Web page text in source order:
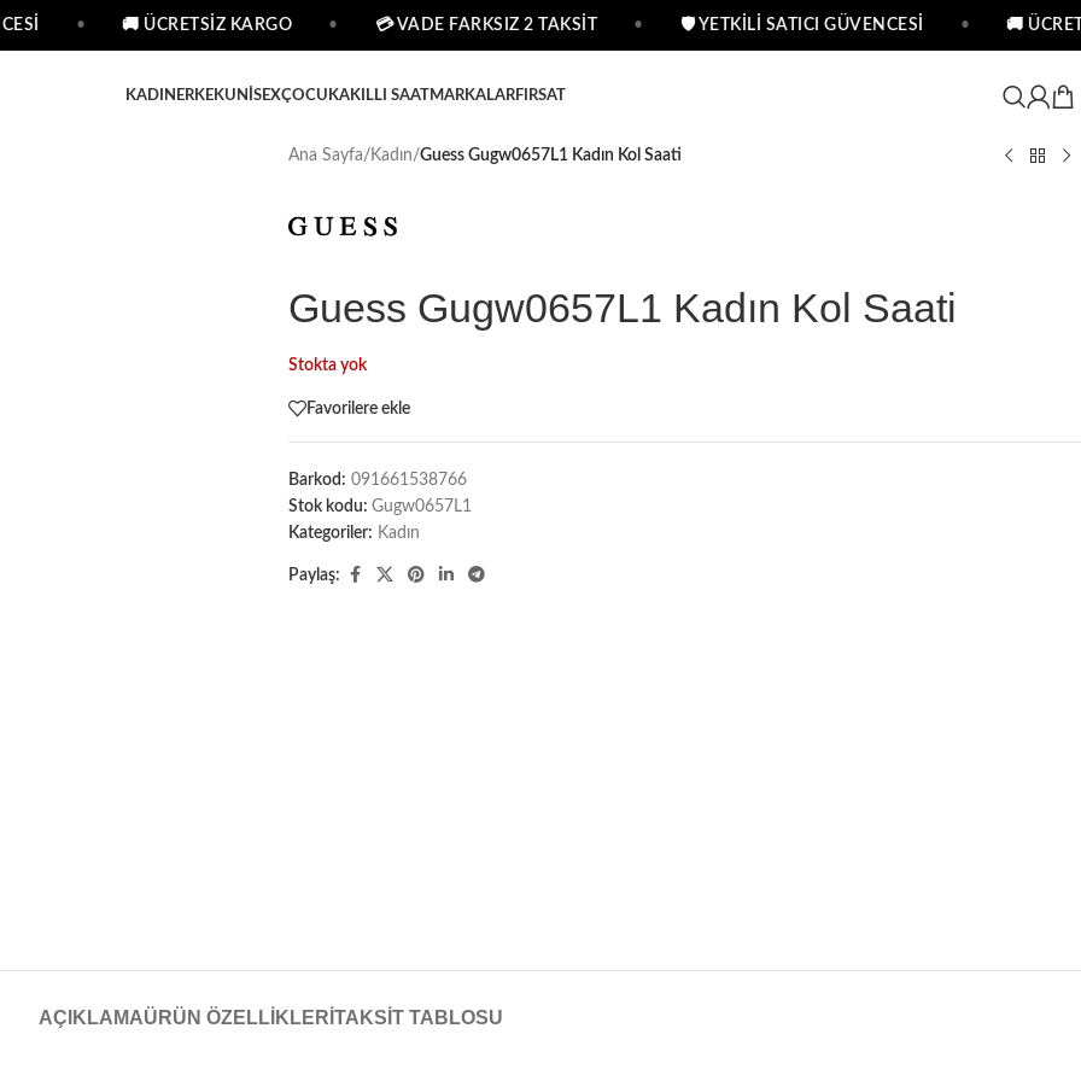
🚚 ÜCRETSİZ KARGO 💳 VADE FARKSIZ 2 TAKSİT 🛡 YETKİLİ SATICI GÜVENCESİ 🚚
KADIN ERKEKUNISEXÇOCUKAKILLI SAATMARKALARFIRSAT
Ana Sayfa/ Kadın/Guess Gugw0657L1 Kadın Kol Saati
Guess Gugw0657L1 Kadın Kol Saati
Stokta yok
Favorilere ekle
Barkod: 091661538766
Stok kodu: Gugw0657L1
Kategoriler: Kadın
Paylaş:
AÇIKLAMAÜRÜN ÖZELLIKLERI TAKSIT TABLOSU